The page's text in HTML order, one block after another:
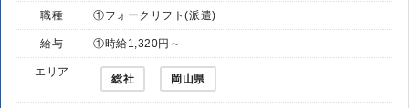
職種 ①フォークリフト(派遣)
給与 ①時給1,320円～
エリア
総社 岡山県